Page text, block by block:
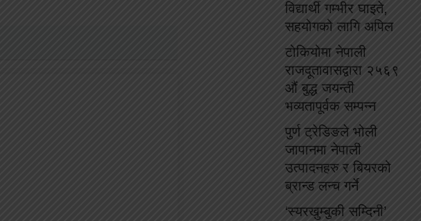
विद्यार्थी गम्भीर घाइते,
सहयोगको लागि अपिल
टोकियोमा नेपाली
राजदूतावासद्वारा २५६९
औं बुद्ध जयन्ती
भव्यतापूर्वक सम्पन्न
पुर्ण ट्रेडिङले भोली
जापानमा नेपाली
उत्पादनहरु र बियरको
ब्रान्ड लन्च गर्ने
‘स्यरखुम्बुकी सम्दिनी’